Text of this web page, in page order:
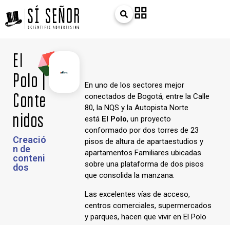
El
Polo |
Conte
nidos
Creació
n de
conteni
dos
En uno de los sectores mejor
conectados de Bogotá, entre la Calle
80, la NQS y la Autopista Norte
está El Polo, un proyecto
conformado por dos torres de 23
pisos de altura de apartaestudios y
apartamentos Familiares ubicadas
sobre una plataforma de dos pisos
que consolida la manzana.
Las excelentes vías de acceso,
centros comerciales, supermercados
y parques, hacen que vivir en El Polo